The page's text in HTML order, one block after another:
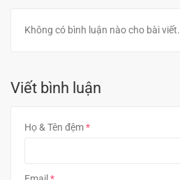
Không có bình luận nào cho bài viết.
Viết bình luận
Họ & Tên đệm